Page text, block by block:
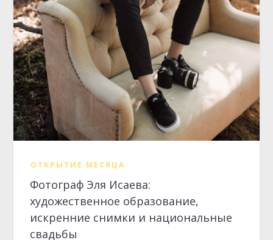
Фотограф Эля Исаева:
художественное образование,
искренние снимки и национальные
свадьбы